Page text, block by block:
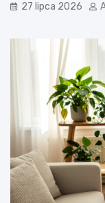
27 lipca 2026